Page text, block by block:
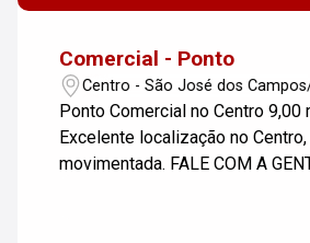
Comercial - Ponto
Centro - São José dos
Ponto Comercial no Centro 9,00
Excelente localização no Centro,
movimentada. FALE COM A GENTE; TEMOS